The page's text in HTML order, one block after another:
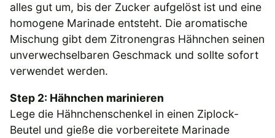
alles gut um, bis der Zucker aufgelöst ist und eine
homogene Marinade entsteht. Die aromatische
Mischung gibt dem Zitronengras Hähnchen seinen
unverwechselbaren Geschmack und sollte sofort
verwendet werden.
Step 2: Hähnchen marinieren
Lege die Hähnchenschenkel in einen Ziplock-
Beutel und gieße die vorbereitete Marinade